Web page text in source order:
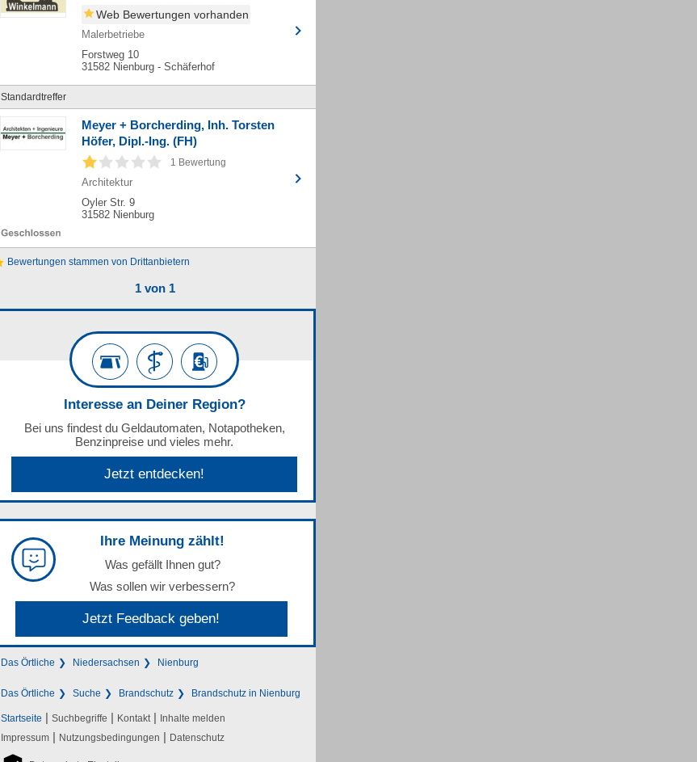
Web Bewertungen vorhanden
Malerbetriebe
Forstweg 10
31582 Nienburg - Schäferhof
Standardtreffer
Meyer + Borcherding, Inh. Torsten
Höfer, Dipl.-Ing. (FH)
1 Bewertung
Architektur
Oyler Str. 9
31582 Nienburg
Bewertungen stammen von Drittanbietern
1 von 1
Interesse an Deiner Region?
Bei uns findest du Geldautomaten, Notapotheken,
Benzinpreise und vieles mehr.
Jetzt entdecken!
Ihre Meinung zählt!
Was gefällt Ihnen gut?
Was sollen wir verbessern?
Jetzt Feedback geben!
Das Örtliche Niedersachsen Nienburg
Das Örtliche Suche Brandschutz Brandschutz in Nienburg
Startseite | Suchbegriffe | Kontakt | Inhalte melden
Impressum | Nutzungsbedingungen | Datenschutz